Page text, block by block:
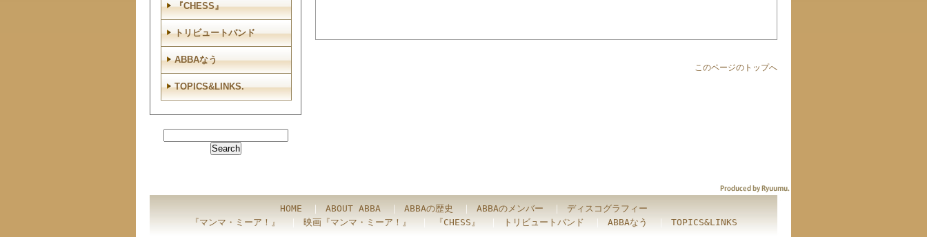
このページのトップへ
『CHESS』
トリビュートバンド
ABBAなう
TOPICS&LINKS.
HOME ABOUT ABBA｜ ABBAの歴史 ABBAのメンバー
ディスコグラフィー
『マンマ・ミーア！』
映画『マンマ・ミーア！』 『CHESS』 トリビュートバンド ABBAなう TOPICS&LINKS